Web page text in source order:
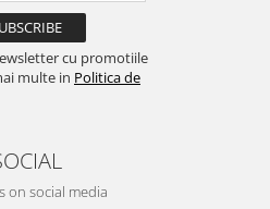
cu promotiile
multe in Politica de
on social media